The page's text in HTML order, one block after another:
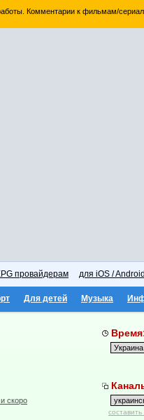
Комментарии к фильмам/
провайдерам для iOS /
Для детей Музыка
скоро